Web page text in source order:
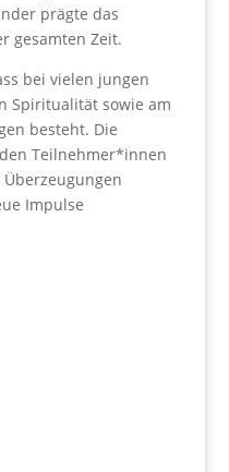
prägte das
gesamten Zeit.
bei vielen jungen
Spiritualität sowie am
besteht. Die
Teilnehmer*innen
Impulse